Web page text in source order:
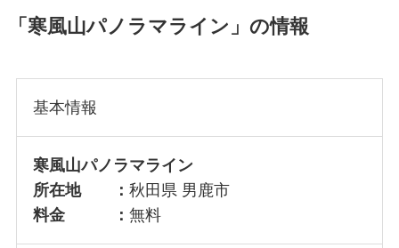
「寒風山パノラマライン」の情報
基本情報
寒風山パノラマライン
所在地 ： 秋田県 男鹿市
料金 ： 無料